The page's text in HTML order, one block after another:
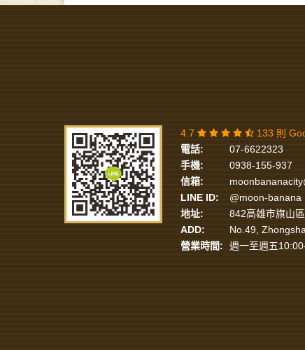
4.7
133 則
電話:
07-6622323
手機:
0938-155-937
信箱:
LINE ID:
@moon-banana
地址:
842高雄市旗山
ADD:
No.49,
營業時間:
週一至週五